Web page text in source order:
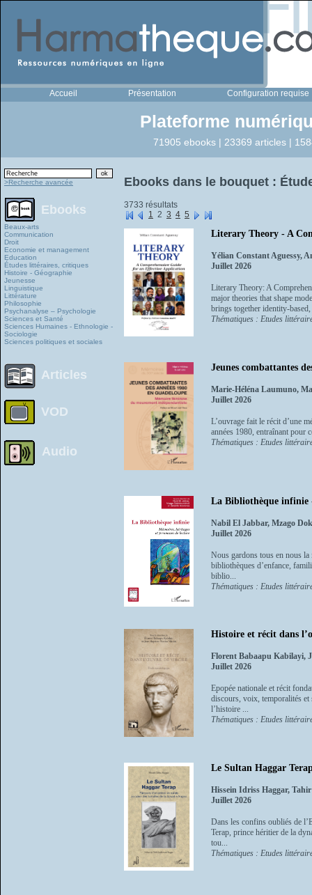
Accueil Présentation Configuration requise
Plateforme
71905 ebooks | 23369 articles |
>Recherche avancée
Ebooks
Beaux-arts
Communication
Droit
Economie et management
Education
Études littéraires, critiques
Histoire - Géographie
Jeunesse
Linguistique
Littérature
Philosophie
Psychanalyse – Psychologie
Sciences et Santé
Sciences Humaines - Ethnologie -
Sociologie
Sciences politiques et sociales
Articles
VOD
Audio
Ebooks dans le bouquet :
3733 résultats
1 2 3 4 5
Literary Theory - A
Yélian Constant Aguessy,
Juillet 2026
Literary Theory: A
major theories that shape
brings together identity-based,
Thématiques : Etudes
Jeunes combattantes
Marie-Héléna Laumuno,
Juillet 2026
L’ouvrage fait le récit d’une
années 1980, entraînant pour
Thématiques : Etudes
La Bibliothèque infinie
Nabil El Jabbar, Mzago
Juillet 2026
Nous gardons tous en nous
bibliothèques d’enfance,
biblio...
Thématiques : Etudes
Histoire et récit dans
Florent Babaapu Kabilayi,
Juillet 2026
Epopée nationale et récit
discours, voix, temporalités
l’histoire ...
Thématiques : Etudes
Le Sultan Haggar
Hissein Idriss Haggar,
Juillet 2026
Dans les confins oubliés de
Terap, prince héritier de la
tou...
Thématiques : Etudes